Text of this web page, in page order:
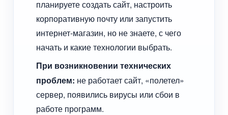
планируете создать сайт, настроить
корпоративную почту или запустить
интернет-магазин, но не знаете, с чего
начать и какие технологии выбрать.
При возникновении технических
проблем: не работает сайт, «полетел»
сервер, появились вирусы или сбои в
работе программ.